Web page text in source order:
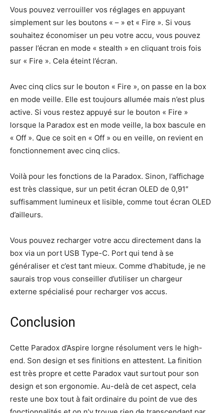
Vous pouvez verrouiller vos réglages en appuyant
simplement sur les boutons « – » et « Fire ». Si vous
souhaitez économiser un peu votre accu, vous pouvez
passer l’écran en mode « stealth » en cliquant trois fois
sur « Fire ». Cela éteint l’écran.
Avec cinq clics sur le bouton « Fire », on passe en la box
en mode veille. Elle est toujours allumée mais n’est plus
active. Si vous restez appuyé sur le bouton « Fire »
lorsque la Paradox est en mode veille, la box bascule en
« Off ». Que ce soit en « Off » ou en veille, on revient en
fonctionnement avec cinq clics.
Voilà pour les fonctions de la Paradox. Sinon, l’affichage
est très classique, sur un petit écran OLED de 0,91″
suffisamment lumineux et lisible, comme tout écran OLED
d’ailleurs.
Vous pouvez recharger votre accu directement dans la
box via un port USB Type-C. Port qui tend à se
généraliser et c’est tant mieux. Comme d’habitude, je ne
saurais trop vous conseiller d’utiliser un chargeur
externe spécialisé pour recharger vos accus.
Conclusion
Cette Paradox d’Aspire lorgne résolument vers le high-
end. Son design et ses finitions en attestent. La finition
est très propre et cette Paradox vaut surtout pour son
design et son ergonomie. Au-delà de cet aspect, cela
reste une box tout à fait ordinaire du point de vue des